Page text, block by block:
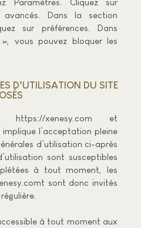
Dans la section
sur préférences. Dans
vous pouvez bloquer les
D’UTILISATION DU SITE
xenesy.com et
l’acceptation pleine
d’utilisation ci-après
sont susceptibles
à tout moment, les
sont donc invités
à tout moment aux